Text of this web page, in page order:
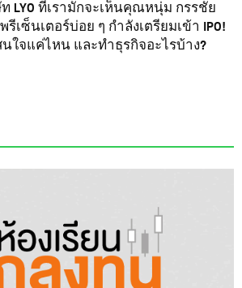
LYO ที่เรามักจะเห็นคุณหนุ่ม กรรชัย
รีเซ็นเตอร์บ่อย ๆ กำลังเตรียมเข้า IPO!
ใจแค่ไหน และทำธุรกิจอะไรบ้าง?